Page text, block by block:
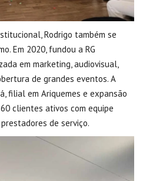
Rodrigo também se
Em 2020, fundou a RG
em marketing, audiovisual,
de grandes eventos. A
filial em Ariquemes e expansão
clientes ativos com equipe
de serviço.